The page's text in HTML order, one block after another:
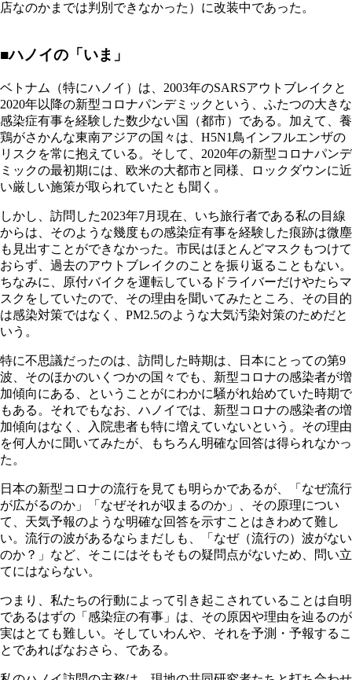
店なのかまでは判別できなかった）に改装中であった。
■ハノイの「いま」
ベトナム（特にハノイ）は、2003年のSARSアウトブレイクと
2020年以降の新型コロナパンデミックという、ふたつの大きな
感染症有事を経験した数少ない国（都市）である。加えて、養
鶏がさかんな東南アジアの国々は、H5N1鳥インフルエンザの
リスクを常に抱えている。そして、2020年の新型コロナパンデ
ミックの最初期には、欧米の大都市と同様、ロックダウンに近
い厳しい施策が取られていたとも聞く。
しかし、訪問した2023年7月現在、いち旅行者である私の目線
からは、そのような幾度もの感染症有事を経験した痕跡は微塵
も見出すことができなかった。市民はほとんどマスクもつけて
おらず、過去のアウトブレイクのことを振り返ることもない。
ちなみに、原付バイクを運転しているドライバーだけやたらマ
スクをしていたので、その理由を聞いてみたところ、その目的
は感染対策ではなく、PM2.5のような大気汚染対策のためだと
いう。
特に不思議だったのは、訪問した時期は、日本にとっての第9
波、そのほかのいくつかの国々でも、新型コロナの感染者が増
加傾向にある、ということがにわかに騒がれ始めていた時期で
もある。それでもなお、ハノイでは、新型コロナの感染者の増
加傾向はなく、入院患者も特に増えていないという。その理由
を何人かに聞いてみたが、もちろん明確な回答は得られなかっ
た。
日本の新型コロナの流行を見ても明らかであるが、「なぜ流行
が広がるのか」「なぜそれが収まるのか」、その原理につい
て、天気予報のような明確な回答を示すことはきわめて難し
い。流行の波があるならまだしも、「なぜ（流行の）波がない
のか？」など、そこにはそもそもの疑問点がないため、問い立
てにはならない。
つまり、私たちの行動によって引き起こされていることは自明
であるはずの「感染症の有事」は、その原因や理由を辿るのが
実はとても難しい。そしていわんや、それを予測・予報するこ
とであればなおさら、である。